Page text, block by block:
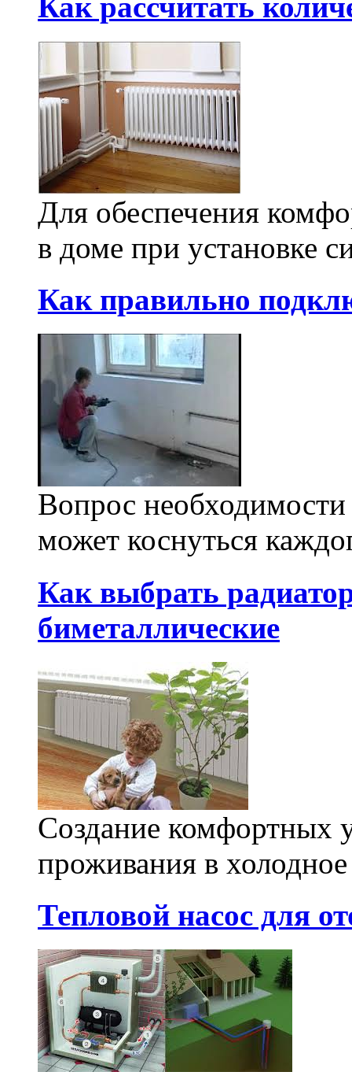
Для обеспечения
в доме при установке
Как правильно
Вопрос
может коснуться
Как выбрать
биметаллические
Создание комфортных
проживания в холодное
Тепловой насос для